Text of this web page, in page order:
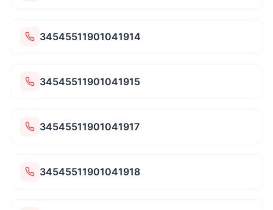
34545511901041914
34545511901041915
34545511901041917
34545511901041918